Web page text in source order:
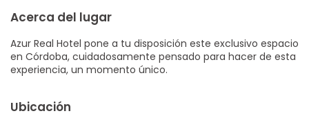
Acerca del lugar
Azur Real Hotel pone a tu disposición este exclusivo espacio
en Córdoba, cuidadosamente pensado para hacer de esta
experiencia, un momento único.
Ubicación